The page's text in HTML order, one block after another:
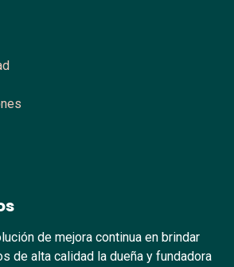
de mejora continua en brindar
de alta calidad la dueña y fundadora